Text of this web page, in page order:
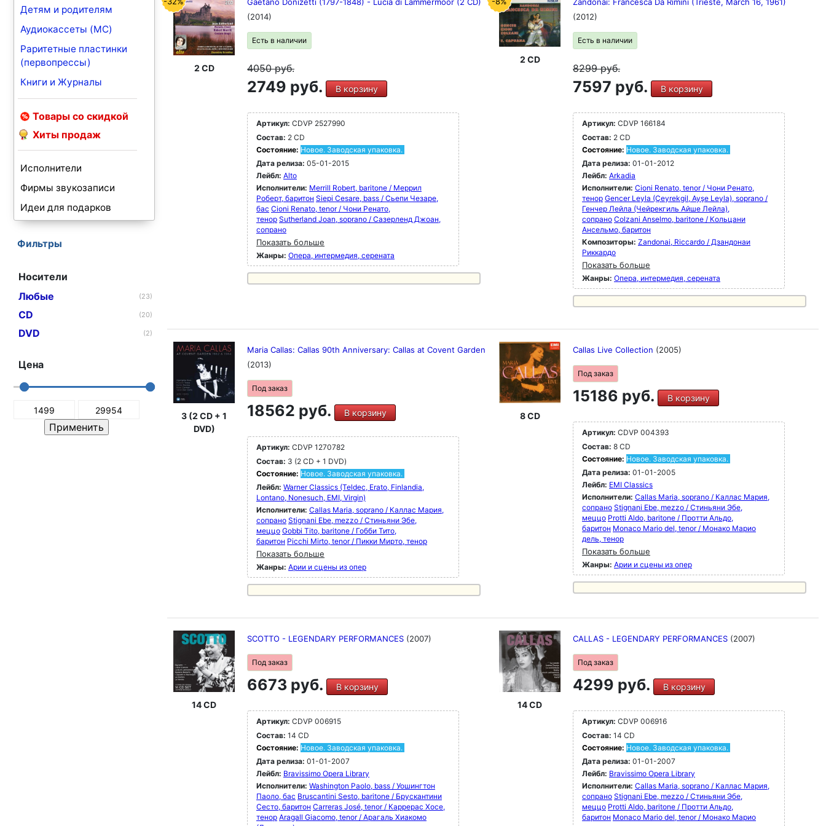
Детям и родителям
Аудиокассеты (MC)
Раритетные пластинки
(первопрессы)
Книги и Журналы
Товары со скидкой
Хиты продаж
Исполнители
Фирмы звукозаписи
Идеи для подарков
Фильтры
Носители
Любые
(23)
CD (20)
DVD (2)
Цена
2 CD
(2014)
Есть в наличии
4050руб.
2749 руб. В корзину
Артикул: CDVP 2527990
Состав: 2 CD
Состояние: Новое. Заводская упаковка.
Дата релиза: 05-01-2015
Лейбл: Alto
Исполнители: Merrill Robert, baritone / Меррил
Роберт, баритон Siepi Cesare, bass / Сьепи Чезаре,
бас Cioni Renato, tenor / Чони Ренато,
тенор Sutherland Joan, soprano / Сазерленд Джоан,
сопрано
Показать больше
Жанры: Опера, интермедия, серената
2 CD
(2012)
Есть в наличии
8299руб.
7597 руб. В корзину
Артикул: CDVP 166184
Состав: 2 CD
Состояние: Новое. Заводская упаковка.
Дата релиза: 01-01-2012
Лейбл: Arkadia
Исполнители: Cioni Renato, tenor / Чони Ренато,
тенор Gencer Leyla (Çeyrekgil, Ayşe Leyla), soprano /
Генчер Лейла (Чейрекгиль Айше Лейла),
сопрано Colzani Anselmo, baritone / Кольцани
Ансельмо, баритон
Композиторы: Zandonai, Riccardo / Дзандонаи
Риккардо
Показать больше
Жанры: Опера, интермедия, серената
3 (2 CD + 1
DVD)
Maria Callas: Callas 90th Anniversary: Callas at Covent Garden
(2013)
Под заказ
18562 руб. В корзину
Артикул: CDVP 1270782
Состав: 3 (2 CD + 1 DVD)
Состояние: Новое. Заводская упаковка.
Лейбл: Warner Classics (Teldec, Erato, Finlandia,
Lontano, Nonesuch, EMI, Virgin)
Исполнители: Callas Maria, soprano / Каллас Мария,
сопрано Stignani Ebe, mezzo / Стиньяни Эбе,
меццо Gobbi Tito, baritone / Гобби Тито,
баритон Picchi Mirto, tenor / Пикки Мирто, тенор
Показать больше
Жанры: Арии и сцены из опер
8 CD
Callas Live Collection (2005)
Под заказ
15186 руб. В корзину
Артикул: CDVP 004393
Состав: 8 CD
Состояние: Новое. Заводская упаковка.
Дата релиза: 01-01-2005
Лейбл: EMI Classics
Исполнители: Callas Maria, soprano / Каллас Мария,
сопрано Stignani Ebe, mezzo / Стиньяни Эбе,
меццо Protti Aldo, baritone / Протти Альдо,
баритон Monaco Mario del, tenor / Монако Марио
дель, тенор
Показать больше
Жанры: Арии и сцены из опер
14 CD
SCOTTO - LEGENDARY PERFORMANCES (2007)
Под заказ
6673 руб. В корзину
Артикул: CDVP 006915
Состав: 14 CD
Состояние: Новое. Заводская упаковка.
Дата релиза: 01-01-2007
Лейбл: Bravissimo Opera Library
Исполнители: Washington Paolo, bass / Уошингтон
Паоло, бас Bruscantini Sesto, baritone / Брускантини
Сесто, баритон Carreras José, tenor / Каррерас Хосе,
тенор Aragall Giacomo, tenor / Арагаль Хиакомо
14 CD
CALLAS - LEGENDARY PERFORMANCES (2007)
Под заказ
4299 руб. В корзину
Артикул: CDVP 006916
Состав: 14 CD
Состояние: Новое. Заводская упаковка.
Дата релиза: 01-01-2007
Лейбл: Bravissimo Opera Library
Исполнители: Callas Maria, soprano / Каллас Мария,
сопрано Stignani Ebe, mezzo / Стиньяни Эбе,
меццо Protti Aldo, baritone / Протти Альдо,
баритон Monaco Mario del, tenor / Монако Марио